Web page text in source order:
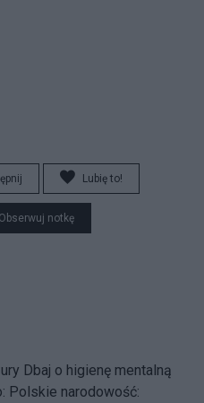
Lubię to!
Obserwuj notkę
Dbaj o higienę mentalną
Polskie narodowość: